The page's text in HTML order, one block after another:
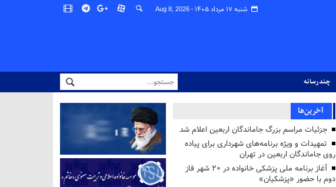
شنبه ۱۷ مرداد ۱۴۰۵ - Aug 8, 2026
چندرسانه
آخرین‌ها
جزئیات مراسم بزرگ جاماندگان اربعین اعلام شد
تمهیدات و ویژه برنامه‌های شهرداری برای پیاده
روی جاماندگان اربعین در تهران
آغاز برنامه ملی پزشکی خانواده در ۲۰ شهر فاز
دوم با حضور «پزشکیان»